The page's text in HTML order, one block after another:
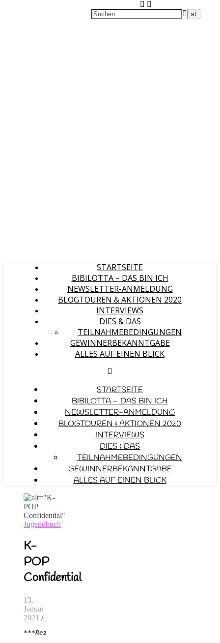
STARTSEITE
BIBILOTTA – DAS BIN ICH
NEWSLETTER-ANMELDUNG
BLOGTOUREN & AKTIONEN 2020
INTERVIEWS
DIES & DAS
TEILNAHMEBEDINGUNGEN
GEWINNERBEKANNTGABE
ALLES AUF EINEN BLICK
STARTSEITE
BIBILOTTA – DAS BIN ICH
NEWSLETTER-ANMELDUNG
BLOGTOUREN & AKTIONEN 2020
INTERVIEWS
DIES & DAS
TEILNAHMEBEDINGUNGEN
GEWINNERBEKANNTGABE
ALLES AUF EINEN BLICK
Jugendbuch
K-
POP
Confidential
13.
Januar
2021 /
***Rezensionsexemplar***